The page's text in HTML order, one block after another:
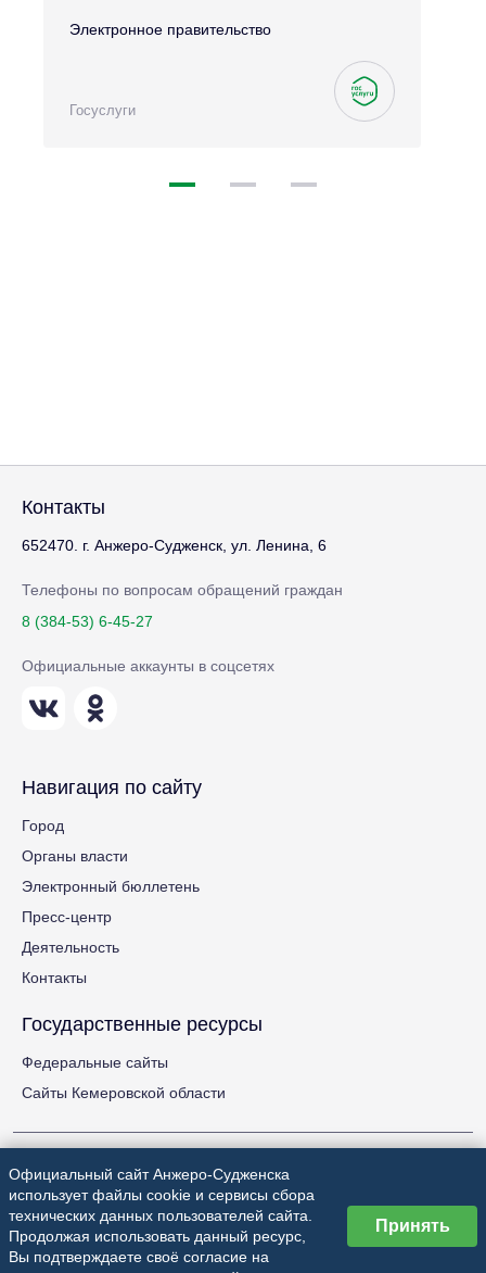
Электронное правительство
Госуслуги
1 2 3
Контакты
652470. г. Анжеро-Судженск, ул. Ленина, 6
Телефоны по вопросам обращений граждан
8 (384-53) 6-45-27
Официальные аккаунты в соцсетях
Навигация по сайту
Город
Органы власти
Электронный бюллетень
Пресс-центр
Деятельность
Контакты
Государственные ресурсы
Федеральные сайты
Сайты Кемеровской области
Официальный сайт Анжеро-Судженска
использует файлы cookie и сервисы сбора
технических данных пользователей сайта.
Продолжая использовать данный ресурс,
Вы подтверждаете своё согласие на
Принять
Анжеро-Судженский городской округ